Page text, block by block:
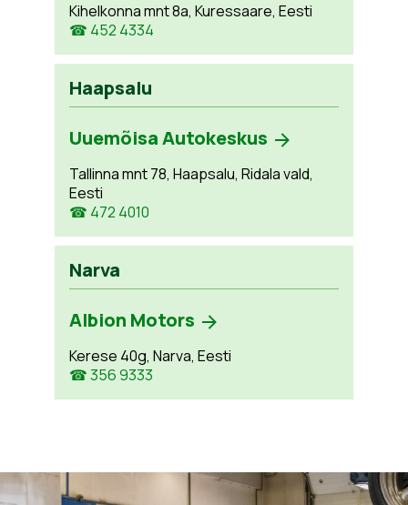
Kihelkonna mnt 8a, Kuressaare, Eesti
☎ 452 4334
Haapsalu
Uuemõisa Autokeskus
Tallinna mnt 78, Haapsalu, Ridala vald,
Eesti
☎ 472 4010
Narva
Albion Motors
Kerese 40g, Narva, Eesti
☎ 356 9333